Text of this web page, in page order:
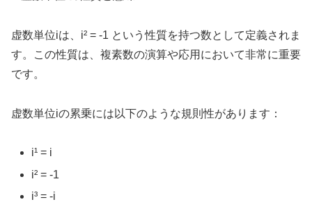
虚数単位iは、i² = -1 という性質を持つ数として定義されま
す。この性質は、複素数の演算や応用において非常に重要
です。
虚数単位iの累乗には以下のような規則性があります：
i¹ = i
i² = -1
i³ = -i